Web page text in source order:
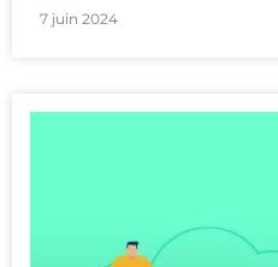
7 juin 2024